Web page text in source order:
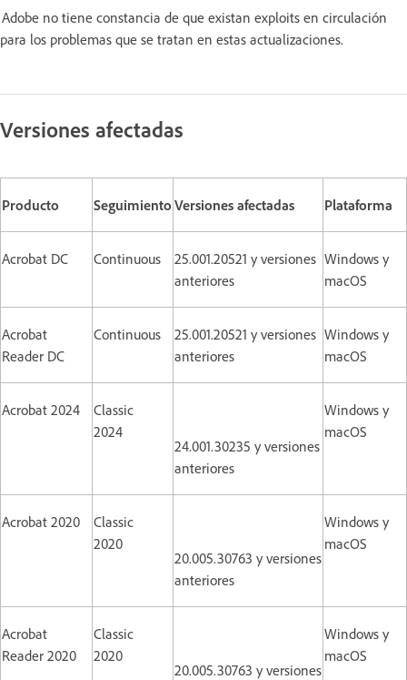
Adobe no tiene constancia de que existan exploits en circulación
para los problemas que se tratan en estas actualizaciones.
Versiones afectadas
Producto Seguimiento Versiones afectadas Plataforma
Acrobat DC Continuous
25.001.20521 y versiones
anteriores
Windows y
macOS
Acrobat
Reader DC
Continuous
25.001.20521 y versiones
anteriores
Windows y
macOS
Acrobat 2024
Classic
2024
24.001.30235 y versiones
anteriores
Windows y
macOS
Acrobat 2020
Classic
2020
20.005.30763 y versiones
anteriores
Windows y
macOS
Acrobat
Reader 2020
Classic
2020
20.005.30763 y versiones
Windows y
macOS